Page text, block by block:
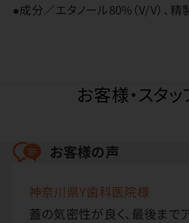
●成分／エタノール80%（V/V）、精
お客様・スタ
お客様の声
神奈川県Y歯科医院様
蓋の気密性が良く、最後まで